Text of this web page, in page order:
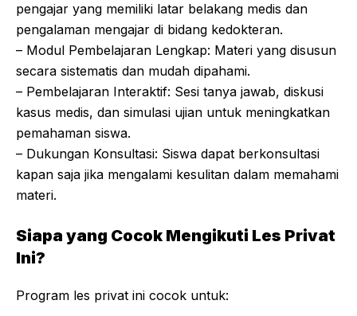
pengajar yang memiliki latar belakang medis dan
pengalaman mengajar di bidang kedokteran.
– Modul Pembelajaran Lengkap: Materi yang disusun
secara sistematis dan mudah dipahami.
– Pembelajaran Interaktif: Sesi tanya jawab, diskusi
kasus medis, dan simulasi ujian untuk meningkatkan
pemahaman siswa.
– Dukungan Konsultasi: Siswa dapat berkonsultasi
kapan saja jika mengalami kesulitan dalam memahami
materi.
Siapa yang Cocok Mengikuti Les Privat
Ini?
Program les privat ini cocok untuk: